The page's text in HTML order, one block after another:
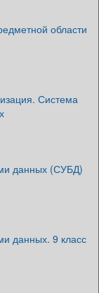
области
Система
данных (СУБД)
данных. 9 класс